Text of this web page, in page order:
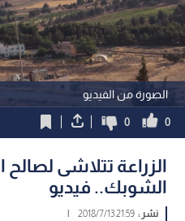
الصورة من الفيديو
0
0
الزراعة تتلاشى
الشوبك.. فيديو
نشر :21:59 2018/7/13
|